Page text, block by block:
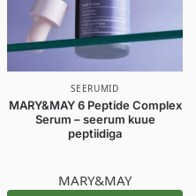
SEERUMID
MARY&MAY 6 Peptide Complex
Serum – seerum kuue
peptiidiga
MARY&MAY